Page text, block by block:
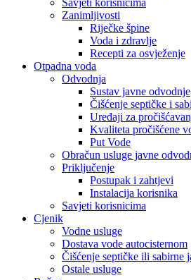
Zanimljivosti
Riječke špine
Voda i zdravlje
Recepti za osvježenje
Otpadna voda
Odvodnja
Sustav javne odvodnje
Čišćenje septičke i
Uređaji za
Kvaliteta pročišćene
Put Vode
Obračun usluge javne
Priključenje
Postupak i zahtjevi
Instalacija korisnika
Savjeti korisnicima
Cjenik
Vodne usluge
Dostava vode autocisternom
Čišćenje septičke ili sabirne
Ostale usluge